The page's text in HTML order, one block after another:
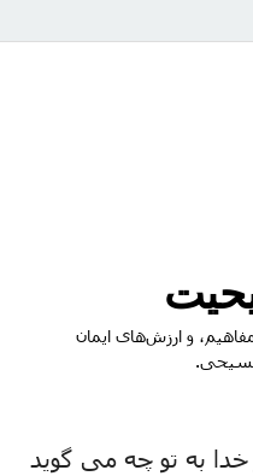
و ارزش‌های ایمان
به تو چه می گوید